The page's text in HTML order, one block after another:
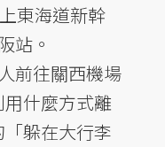
東海道新幹
站。
前往關西機場
什麼方式離
躲在大行李